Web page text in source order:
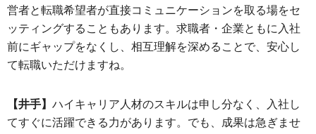
営者と転職希望者が直接コミュニケーションを取る場をセ
ッティングすることもあります。求職者・企業ともに入社
前にギャップをなくし、相互理解を深めることで、安心し
て転職いただけますね。
【井手】 ハイキャリア人材のスキルは申し分なく、入社し
てすぐに活躍できる力があります。でも、成果は急ぎませ